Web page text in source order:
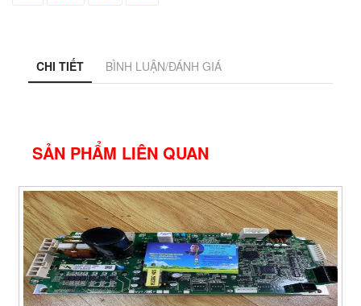
CHI TIẾT BÌNH LUẬN/ĐÁNH GIÁ
SẢN PHẨM LIÊN QUAN